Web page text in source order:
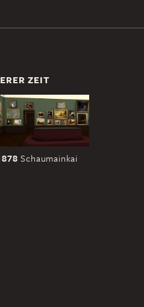
ZEIT
Schaumainkai